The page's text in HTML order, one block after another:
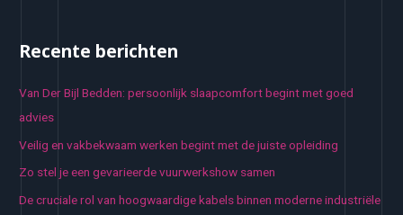
Recente berichten
Van Der Bijl Bedden: persoonlijk slaapcomfort begint met goed
advies
Veilig en vakbekwaam werken begint met de juiste opleiding
Zo stel je een gevarieerde vuurwerkshow samen
De cruciale rol van hoogwaardige kabels binnen moderne industriële